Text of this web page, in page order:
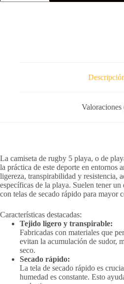
Valoraciones
La camiseta de rugby 5 playa, o de
la práctica de este deporte en entornos
ligereza, transpirabilidad y resistencia,
específicas de la playa. Suelen tener
con telas de secado rápido para mayor
Características destacadas:
Tejido ligero y transpirable:
Fabricadas con materiales que
evitan la acumulación de sudor,
seco.
Secado rápido:
La tela de secado rápido es
humedad es constante. Esto